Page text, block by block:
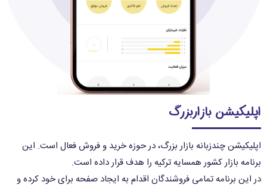
اپلیکیشن بازاربزرگ
اپلیکیشن چندزبانه بازار بزرگ، در حوزه خرید و فروش فعال است. این
برنامه بازار کشور همسایه ترکیه را هدف قرار داده است.
در این برنامه تمامی فروشندگان اقدام به ایجاد صفحه برای خود کرده و